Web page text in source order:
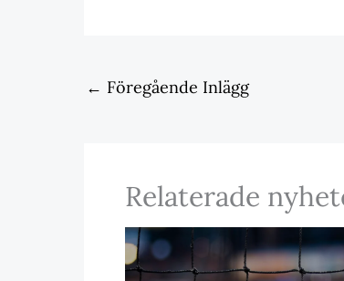
← Föregående Inlägg
Relaterade